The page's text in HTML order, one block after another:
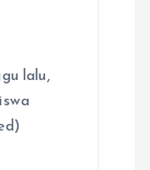
lalu,